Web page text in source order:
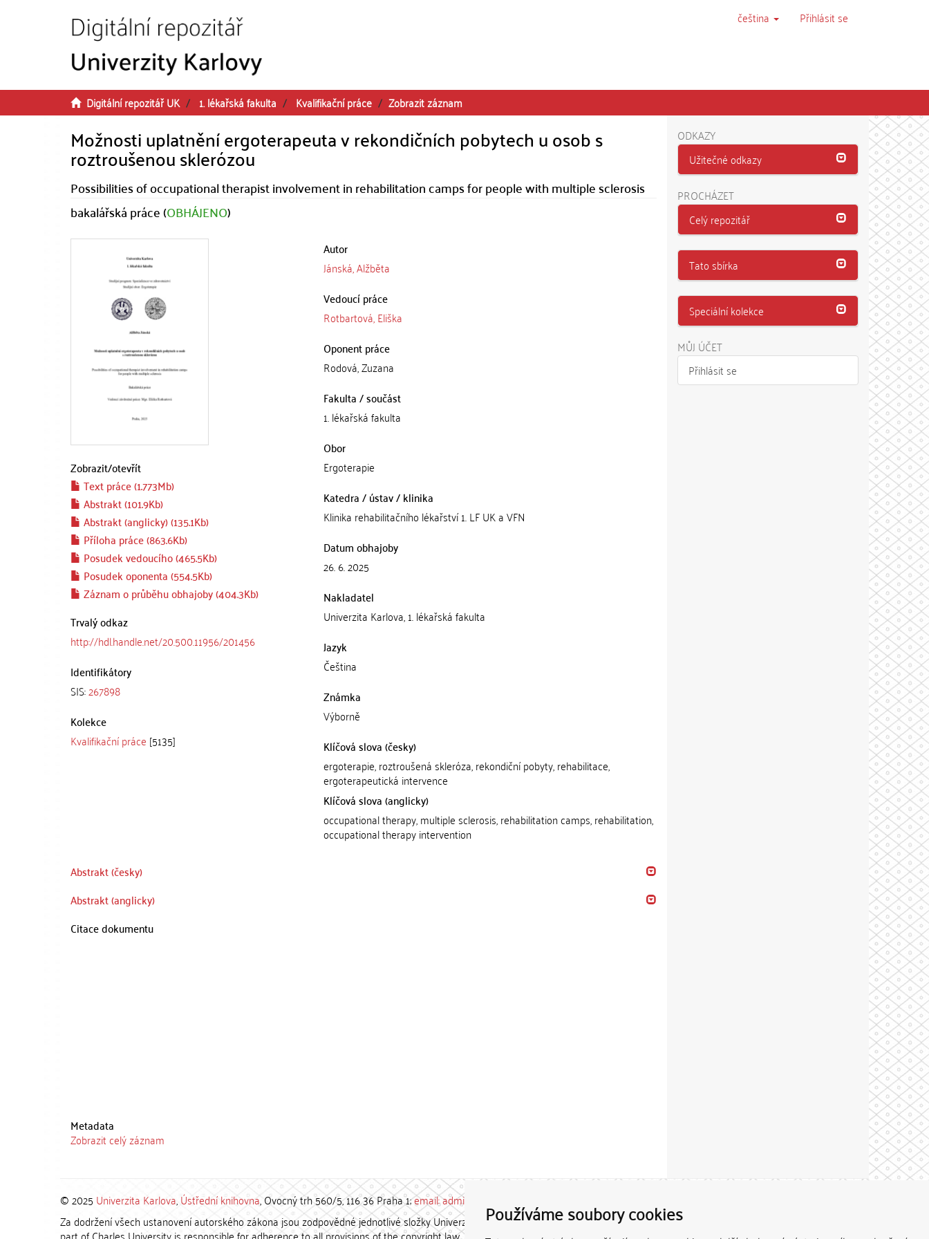
Používáme soubory cookies
čeština Přihlásit se
Digitální repozitář UK 1. lékařská fakulta Kvalifikační práce Zobrazit záznam
Možnosti uplatnění ergoterapeuta v rekondičních pobytech u osob s
roztroušenou sklerózou
Possibilities of occupational therapist involvement in rehabilitation camps for people with multiple sclerosis
bakalářská práce (OBHÁJENO)
Zobrazit/otevřít
Text práce (1.773Mb)
Abstrakt (101.9Kb)
Abstrakt (anglicky) (135.1Kb)
Příloha práce (863.6Kb)
Posudek vedoucího (465.5Kb)
Posudek oponenta (554.5Kb)
Záznam o průběhu obhajoby (404.3Kb)
Trvalý odkaz
http://hdl.handle.net/20.500.11956/201456
Identifikátory
SIS:267898
Kolekce
Kvalifikační práce [5135]
Autor
Jánská, Alžběta
Vedoucí práce
Rotbartová, Eliška
Oponent práce
Rodová, Zuzana
Fakulta / součást
1. lékařská fakulta
Obor
Ergoterapie
Katedra / ústav / klinika
Klinika rehabilitačního lékařství 1. LF UK a VFN
Datum obhajoby
26. 6. 2025
Nakladatel
Univerzita Karlova, 1. lékařská fakulta
Jazyk
Čeština
Známka
Výborně
Klíčová slova (česky)
ergoterapie, roztroušená skleróza, rekondiční pobyty, rehabilitace,
ergoterapeutická intervence
Klíčová slova (anglicky)
occupational therapy, multiple sclerosis, rehabilitation camps, rehabilitation,
occupational therapy intervention
Abstrakt (česky)
Abstrakt (anglicky)
Citace dokumentu
Metadata
Zobrazit celý záznam
ODKAZY
Užitečné odkazy
PROCHÁZET
Celý repozitář
Tato sbírka
Speciální kolekce
MŮJ ÚČET
Přihlásit se
© 2025 Univerzita Karlova,Ústřední knihovna, Ovocný trh 560/5, 116 36 Praha 1;email: admin-repozitar [at] cuni.cz
Za dodržení všech ustanovení autorského zákona jsou zodpovědné jednotlivé složky Univerzity Karlovy. / Each constituent